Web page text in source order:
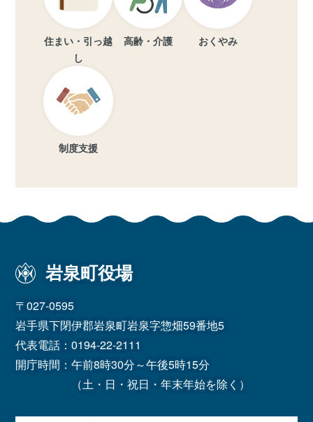
住まい・引っ越
し
高齢・介護 おくやみ
制度支援
岩泉町役場
〒027-0595
岩手県下閉伊郡岩泉町岩泉字惣畑59番地5
代表電話：0194-22-2111
開庁時間：午前8時30分～午後5時15分
（土・日・祝日・年末年始を除く）